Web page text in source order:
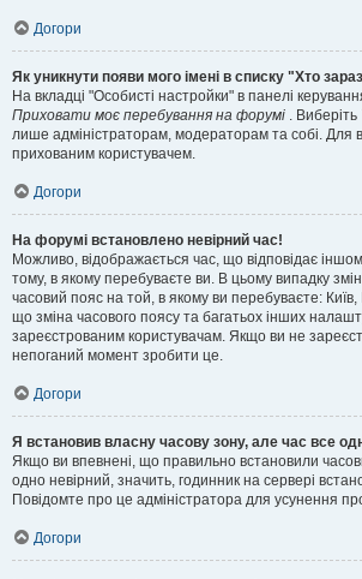
Догори
Як уникнути появи мого імені в списку "Хто
На вкладці "Особисті настройки" в панелі
Приховати моє перебування на форумі . Виберіть
лише адміністраторам, модераторам та собі. Для
прихованим користувачем.
Догори
На форумі встановлено невірний час!
Можливо, відображається час, що відповідає
тому, в якому перебуваєте ви. В цьому випадку
часовий пояс на той, в якому ви перебуваєте: Київ,
що зміна часового поясу та багатьох інших
зареєстрованим користувачам. Якщо ви не
непоганий момент зробити це.
Догори
Я встановив власну часову зону, але час все
Якщо ви впевнені, що правильно встановили
одно невірний, значить, годинник на сервері
Повідомте про це адміністратора для усунення
Догори